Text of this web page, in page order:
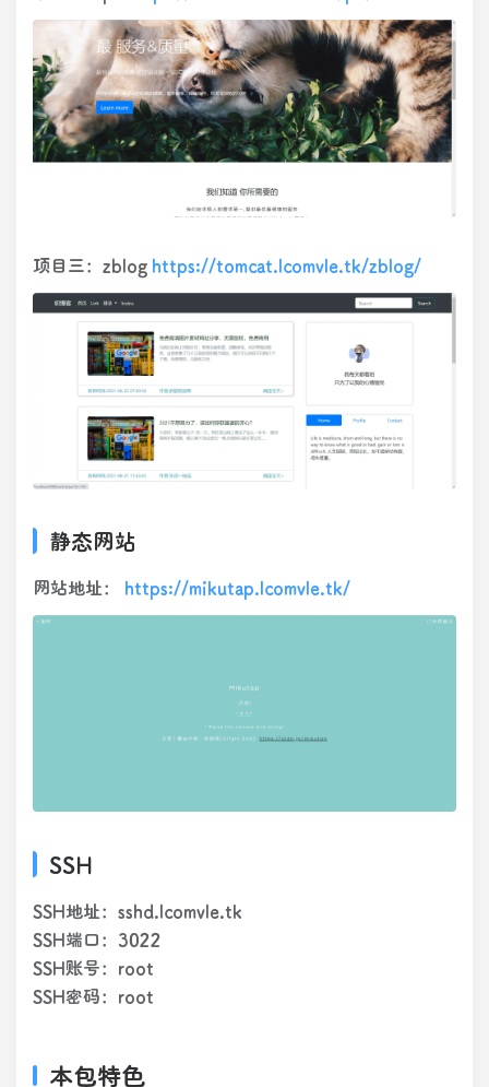
项目三：zblog https://tomcat.lcomvle.tk/zblog/
静态网站
网站地址： https://mikutap.lcomvle.tk/
SSH
SSH地址：sshd.lcomvle.tk
SSH端口：3022
SSH账号：root
SSH密码：root
本包特色